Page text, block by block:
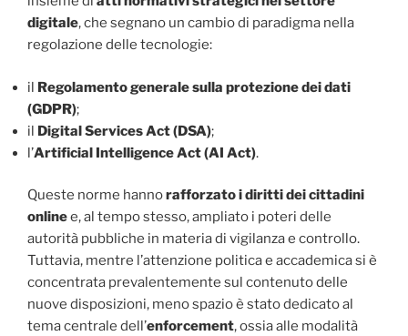
digitale, che segnano un cambio di paradigma nella
regolazione delle tecnologie:
il Regolamento generale sulla protezione dei dati
(GDPR);
il Digital Services Act (DSA);
l’Artificial Intelligence Act (AI Act).
Queste norme hannorafforzato i diritti dei cittadini
onlinee, al tempo stesso, ampliato i poteri delle
autorità pubbliche in materia di vigilanza e controllo.
Tuttavia, mentre l’attenzione politica e accademica si è
concentrata prevalentemente sul contenuto delle
nuove disposizioni, meno spazio è stato dedicato al
tema centrale dell’enforcement, ossia alle modalità